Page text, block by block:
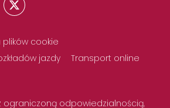
plików cookie
jazdy
Transport online
z ograniczoną odpowiedzialnością,